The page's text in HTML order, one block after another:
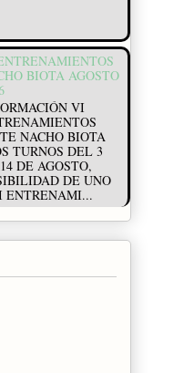
BIOTA AGOSTO
VI
NACHO BIOTA
TURNOS DEL 3
DE AGOSTO,
DE UNO
ENTRENAMI...